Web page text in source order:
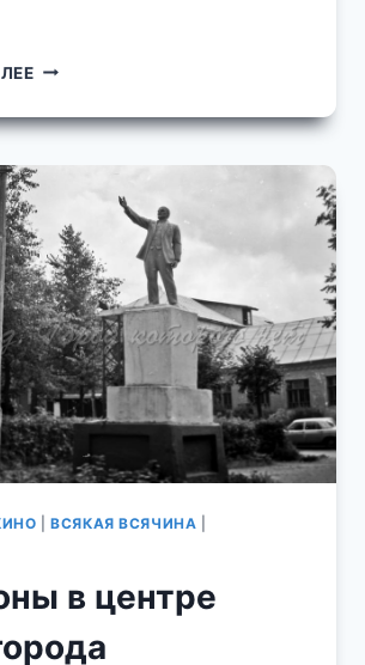
ЗВЕНИГОРОД
90-
НА
КИНОЭКРАНЕ
ЭПИЗОДЫ
КИНОФИЛЬМА
«СТРЕЛЕЦ
НЕПРИКАЯННЫЙ»
|ВСЯКАЯ ВСЯЧИНА
в центре